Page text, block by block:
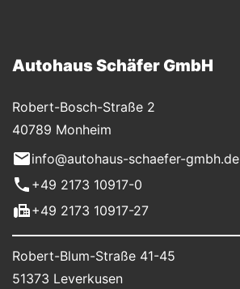
Autohaus Schäfer GmbH
Robert-Bosch-Straße 2
40789 Monheim
info@autohaus-schaefer-gmbh.de
+49 2173 10917-0
+49 2173 10917-27
Robert-Blum-Straße 41-45
51373 Leverkusen